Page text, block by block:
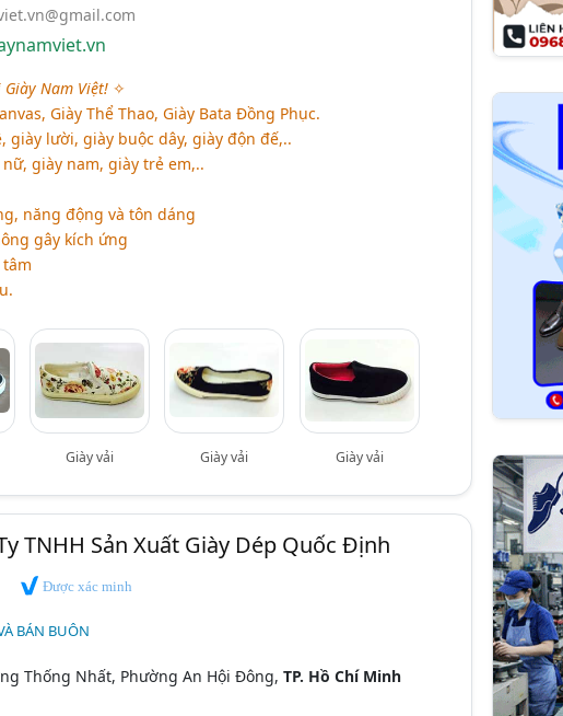
Nam Việt!✧
Giày Thể Thao, Giày Bata Đồng Phục.
giày lười, giày buộc dây, giày độn đế,..
giày nam, giày trẻ em,..
năng động và tôn dáng
gây kích ứng
Giày vải Giày vải Giày vải
TNHH Sản Xuất Giày Dép Quốc Định
Được xác minh
BÁN BUÔN
Thống Nhất, Phường An Hội Đông, TP. Hồ Chí Minh